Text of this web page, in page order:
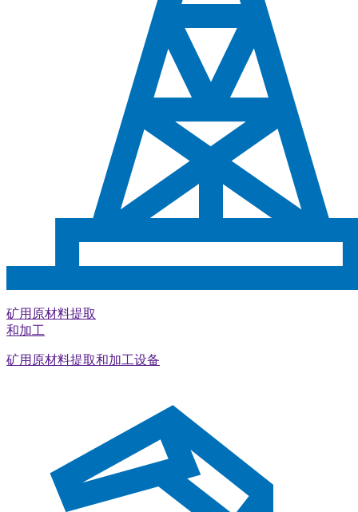
矿用原材料提取
和加工
矿用原材料提取和加工设备